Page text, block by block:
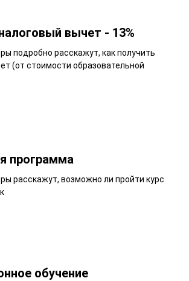
вычет - 13%
подробно расскажут, как получить
(от стоимости образовательной
программа
расскажут, возможно ли пройти курс
обучение